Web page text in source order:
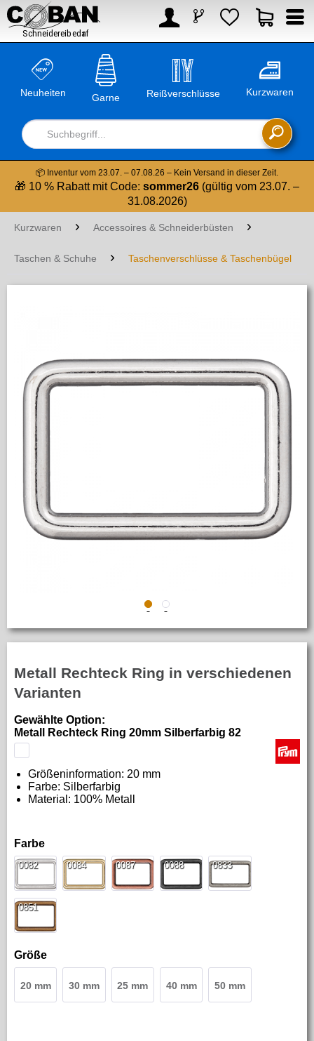
 

Neuheiten Garne

Reißverschlüsse Kurzwaren
📦 Inventur vom 23.07. – 07.08.26 – Kein Versand in dieser Zeit.
🎁 10 % Rabatt mit Code: sommer26 (gültig vom 23.07. –
31.08.2026)
Kurzwaren Accessoires & Schneiderbüsten
Taschen & Schuhe Taschenverschlüsse & Taschenbügel
Metall Rechteck Ring in verschiedenen
Varianten
Gewählte Option:
Metall Rechteck Ring 20mm Silberfarbig 82
Größeninformation: 20 mm
Farbe: Silberfarbig
Material: 100% Metall
Farbe
Größe
20 mm 30 mm 25 mm 40 mm 50 mm